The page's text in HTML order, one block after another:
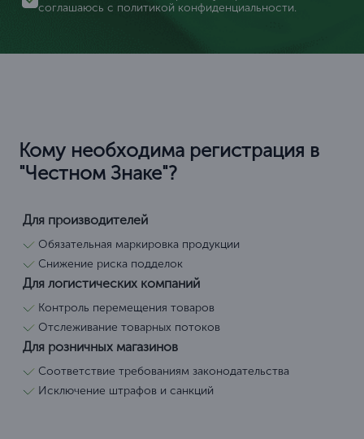
соглашаюсь с политикой конфиденциальности.
Кому необходима регистрация в
"Честном Знаке"?
Для производителей
Обязательная маркировка продукции
Снижение риска подделок
Для логистических компаний
Контроль перемещения товаров
Отслеживание товарных потоков
Для розничных магазинов
Соответствие требованиям законодательства
Исключение штрафов и санкций